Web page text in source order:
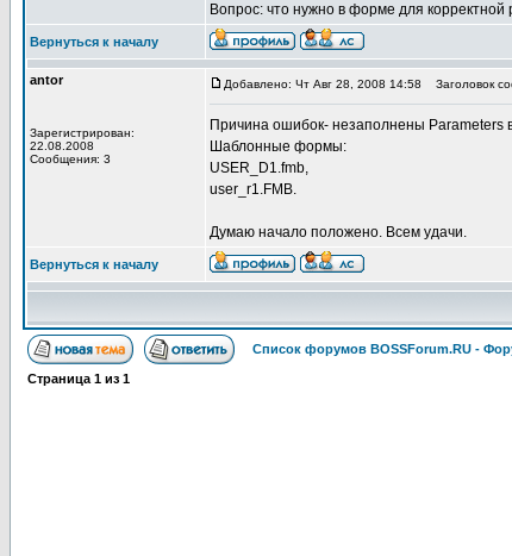
Вопрос: что нужно в форме для
Вернуться к началу
antor
Зарегистрирован:
22.08.2008
Сообщения: 3
Добавлено: Чт Авг 28, 2008 14:58 Заголовок
Причина ошибок- незаполнены Parameters
Шаблонные формы:
USER_D1.fmb,
user_r1.FMB.
Думаю начало положено. Всем удачи.
Вернуться к началу
Список форумов BOSSForum.RU -
Страница 1 из 1